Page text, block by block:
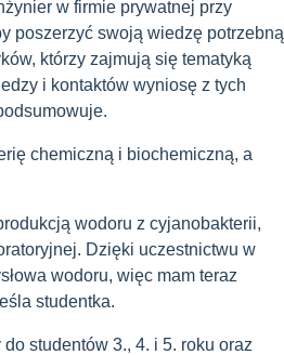
w firmie prywatnej przy
poszerzyć swoją wiedzę potrzebną
którzy zajmują się tematyką
i kontaktów wyniosę z tych
chemiczną i biochemiczną, a
wodoru z cyjanobakterii,
Dzięki uczestnictwu w
wodoru, więc mam teraz
studentka.
studentów 3., 4. i 5. roku oraz